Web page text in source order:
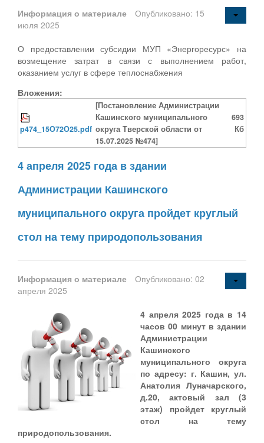
Информация о материале
Опубликовано: 15
июля 2025
О предоставлении субсидии МУП «Энергоресурс» на
возмещение затрат в связи с выполнением работ,
оказанием услуг в сфере теплоснабжения
Вложения:
p474_15O72O25.pdf
[Постановление Администрации
Кашинского муниципального
округа Тверской области от
15.07.2025 №474]
693
Кб
4 апреля 2025 года в здании
Администрации Кашинского
муниципального округа пройдет круглый
стол на тему природопользования
Информация о материале
Опубликовано: 02
апреля 2025
4 апреля 2025 года в 14
часов 00 минут в здании
Администрации
Кашинского
муниципального округа
по адресу: г. Кашин, ул.
Анатолия Луначарского,
д.20, актовый зал (3
этаж) пройдет круглый
стол на тему
природопользования.